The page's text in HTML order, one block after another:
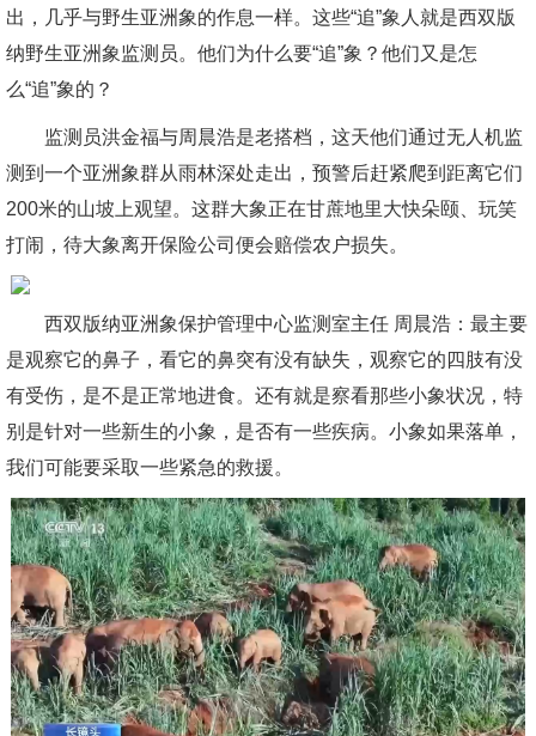
出，几乎与野生亚洲象的作息一样。这些“追”象人就是西双版
纳野生亚洲象监测员。他们为什么要“追”象？他们又是怎
么“追”象的？
监测员洪金福与周晨浩是老搭档，这天他们通过无人机监
测到一个亚洲象群从雨林深处走出，预警后赶紧爬到距离它们
200米的山坡上观望。这群大象正在甘蔗地里大快朵颐、玩笑
打闹，待大象离开保险公司便会赔偿农户损失。
西双版纳亚洲象保护管理中心监测室主任 周晨浩：最主要
是观察它的鼻子，看它的鼻突有没有缺失，观察它的四肢有没
有受伤，是不是正常地进食。还有就是察看那些小象状况，特
别是针对一些新生的小象，是否有一些疾病。小象如果落单，
我们可能要采取一些紧急的救援。